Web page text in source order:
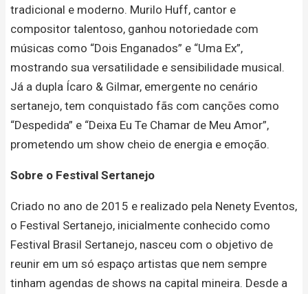
tradicional e moderno. Murilo Huff, cantor e
compositor talentoso, ganhou notoriedade com
músicas como “Dois Enganados” e “Uma Ex”,
mostrando sua versatilidade e sensibilidade musical.
Já a dupla Ícaro & Gilmar, emergente no cenário
sertanejo, tem conquistado fãs com canções como
“Despedida” e “Deixa Eu Te Chamar de Meu Amor”,
prometendo um show cheio de energia e emoção.
Sobre o Festival Sertanejo
Criado no ano de 2015 e realizado pela Nenety Eventos,
o Festival Sertanejo, inicialmente conhecido como
Festival Brasil Sertanejo, nasceu com o objetivo de
reunir em um só espaço artistas que nem sempre
tinham agendas de shows na capital mineira. Desde a